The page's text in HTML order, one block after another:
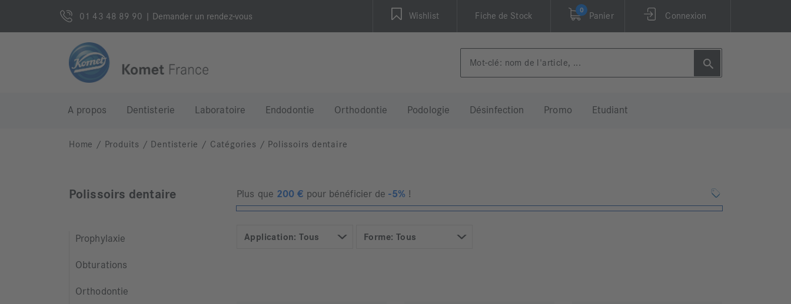
01 43 48 89 90 | Demander un rendez-vous Wishlist Fiche de Stock
0
Panier Connexion
A propos Dentisterie Laboratoire Endodontie Orthodontie Podologie Désinfection Promo Etudiant
Home / Produits / Dentisterie / Catégories / Polissoirs dentaire
Polissoirs dentaire
Prophylaxie
Obturations
Orthodontie
Plus que 200 € pour bénéficier de-5% !
Application: Tous Forme: Tous